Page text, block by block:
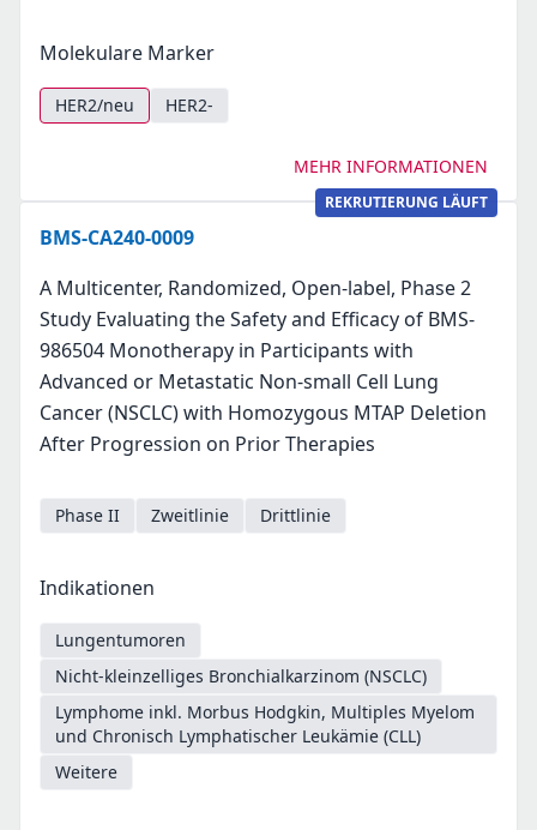
Molekulare Marker
HER2/neu HER2-
MEHR INFORMATIONEN
REKRUTIERUNG LÄUFT
BMS-CA240-0009
A Multicenter, Randomized, Open-label, Phase 2
Study Evaluating the Safety and Efficacy of BMS-
986504 Monotherapy in Participants with
Advanced or Metastatic Non-small Cell Lung
Cancer (NSCLC) with Homozygous MTAP Deletion
After Progression on Prior Therapies
Phase II Zweitlinie Drittlinie
Indikationen
Lungentumoren
Nicht-kleinzelliges Bronchialkarzinom (NSCLC)
Lymphome inkl. Morbus Hodgkin, Multiples Myelom
und Chronisch Lymphatischer Leukämie (CLL)
Weitere